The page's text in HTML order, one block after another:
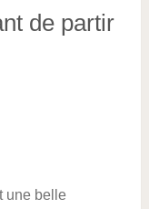
de partir
une belle